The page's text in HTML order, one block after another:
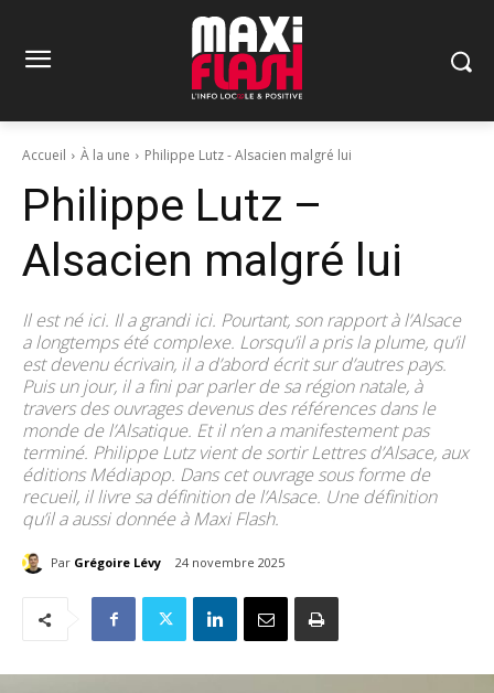
Accueil À la une Philippe Lutz - Alsacien malgré lui
Philippe Lutz –
Alsacien malgré lui
Il est né ici. Il a grandi ici. Pourtant, son rapport à l’Alsace
a longtemps été complexe. Lorsqu’il a pris la plume, qu’il
est devenu écrivain, il a d’abord écrit sur d’autres pays.
Puis un jour, il a fini par parler de sa région natale, à
travers des ouvrages devenus des références dans le
monde de l’Alsatique. Et il n’en a manifestement pas
terminé. Philippe Lutz vient de sortir Lettres d’Alsace, aux
éditions Médiapop. Dans cet ouvrage sous forme de
recueil, il livre sa définition de l’Alsace. Une définition
qu’il a aussi donnée à Maxi Flash.
Par Grégoire Lévy 24 novembre 2025